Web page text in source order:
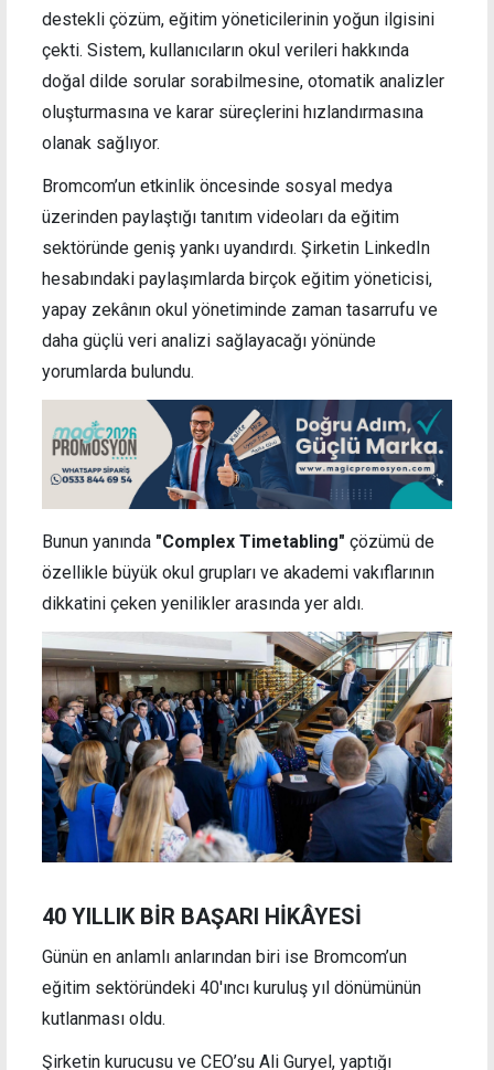
destekli çözüm, eğitim yöneticilerinin yoğun ilgisini
çekti. Sistem, kullanıcıların okul verileri hakkında
doğal dilde sorular sorabilmesine, otomatik analizler
oluşturmasına ve karar süreçlerini hızlandırmasına
olanak sağlıyor.
Bromcom’un etkinlik öncesinde sosyal medya
üzerinden paylaştığı tanıtım videoları da eğitim
sektöründe geniş yankı uyandırdı. Şirketin LinkedIn
hesabındaki paylaşımlarda birçok eğitim yöneticisi,
yapay zekânın okul yönetiminde zaman tasarrufu ve
daha güçlü veri analizi sağlayacağı yönünde
yorumlarda bulundu.
Bunun yanında "Complex Timetabling" çözümü de
özellikle büyük okul grupları ve akademi vakıflarının
dikkatini çeken yenilikler arasında yer aldı.
40 YILLIK BİR BAŞARI HİKÂYESİ
Günün en anlamlı anlarından biri ise Bromcom’un
eğitim sektöründeki 40'ıncı kuruluş yıl dönümünün
kutlanması oldu.
Şirketin kurucusu ve CEO’su Ali Guryel, yaptığı